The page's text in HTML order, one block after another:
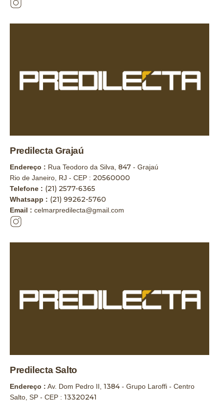
Predilecta Grajaú
Endereço : Rua Teodoro da Silva, 847 - Grajaú
Rio de Janeiro, RJ - CEP : 20560000
Telefone : (21) 2577-6365
Whatsapp : (21) 99262-5760
Email : celmarpredilecta@gmail.com
Predilecta Salto
Endereço : Av. Dom Pedro II, 1384 - Grupo Laroffi - Centro
Salto, SP - CEP : 13320241